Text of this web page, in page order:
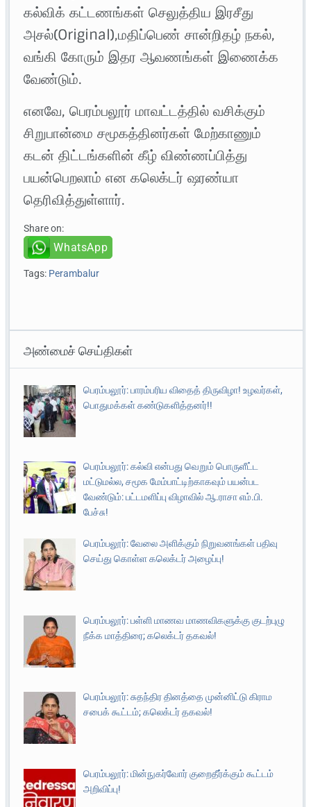
கல்விக் கட்டணங்கள் செலுத்திய இரசீது
அசல்(Original),மதிப்பெண் சான்றிதழ் நகல்,
வங்கி கோரும் இதர ஆவணங்கள் இணைக்க
வேண்டும்.
எனவே, பெரம்பலூர் மாவட்டத்தில் வசிக்கும்
சிறுபான்மை சமூகத்தினர்கள் மேற்காணும்
கடன் திட்டங்களின் கீழ் விண்ணப்பித்து
பயன்பெறலாம் என கலெக்டர் ஷரண்யா
தெரிவித்துள்ளார்.
Share on:
WhatsApp
Tags: Perambalur
அண்மைச் செய்திகள்
பெரம்பலூர்: பாரம்பரிய விதைத் திருவிழா! உழவர்கள்,
பொதுமக்கள் கண்டுகளித்தனர்!!
பெரம்பலூர்: கல்வி என்பது வெறும் பொருளீட்ட
மட்டுமல்ல, சமூக மேம்பாட்டிற்காகவும் பயன்பட
வேண்டும்: பட்டமளிப்பு விழாவில் ஆ.ராசா எம்.பி.
பேச்சு!
பெரம்பலூர்: வேலை அளிக்கும் நிறுவனங்கள் பதிவு
செய்து கொள்ள கலெக்டர் அழைப்பு!
பெரம்பலூர்: பள்ளி மாணவ மாணவிகளுக்கு குடற்புழு
நீக்க மாத்திரை; கலெக்டர் தகவல்!
பெரம்பலூர்: சுதந்திர தினத்தை முன்னிட்டு கிராம
சபைக் கூட்டம்; கலெக்டர் தகவல்!
பெரம்பலூர்: மின்நுகர்வோர் குறைதீர்க்கும் கூட்டம்
அறிவிப்பு!